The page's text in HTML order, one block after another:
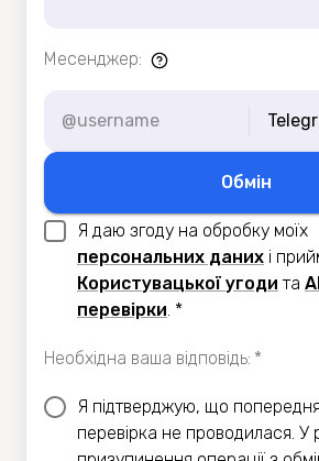
Месенджер:
Обмiн
Я даю згоду на обробку моїх
персональних даних i
Користувацької угоди та
перевiрки. *
Необхідна ваша відповідь: *
Я підтверджую, що
перевірка не проводилася. У